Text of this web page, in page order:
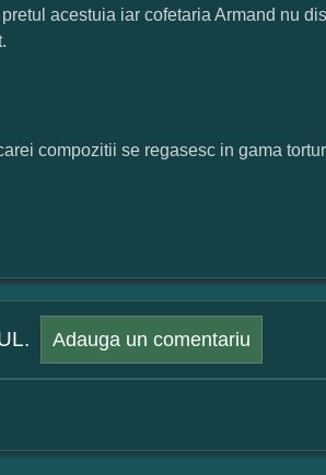
acestuia iar cofetaria Armand nu
compozitii se regasesc in gama
Adauga un comentariu